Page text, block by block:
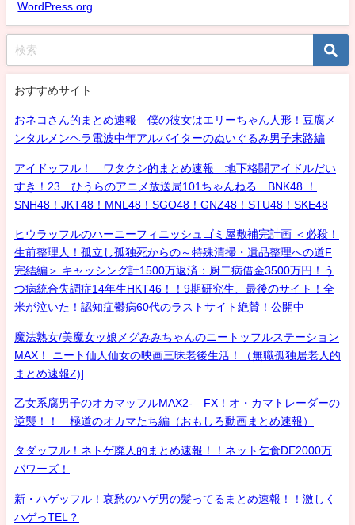
WordPress.org
おすすめサイト
おネコさん的まとめ速報 僕の彼女はエリーちゃん人形！豆腐メ
ンタルメンヘラ電波中年アルバイターのぬいぐるみ男子末路編
アイドッフル！ ワタクシ的まとめ速報 地下格闘アイドルだい
すき！23 ひうらのアニメ放送局101ちゃんねる BNK48 ！
SNH48！JKT48！MNL48！SGO48！GNZ48！STU48！SKE48
ヒウラッフルのハーニーフィニッシュゴミ屋敷補完計画 ＜必殺！
生前整理人！孤立し孤独死からの～特殊清掃・遺品整理への道F
完結編＞ キャッシング計1500万返済：厨二病借金3500万円！う
つ病統合失調症14年生HKT46！！9期研究生、最後のサイト！全
米が泣いた！認知症鬱病60代のラストサイト絶賛！公開中
魔法熟女/美魔女ッ娘メグみみちゃんのニートッフルステーション
MAX！ ニート仙人仙女の映画三昧老後生活！（無職孤独居老人的
まとめ速報Z)]
乙女系腐男子のオカマッフルMAX2- FX！オ・カマトレーダーの
逆襲！！ 極道のオカマたち編（おもしろ動画まとめ速報）
タダッフル！ネトゲ廃人的まとめ速報！！ネット乞食DE2000万
パワーズ！
新・ハゲッフル！哀愁のハゲ男の髪ってるまとめ速報！！激しく
ハゲっTEL？